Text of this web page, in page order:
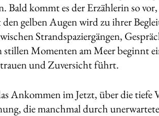
Bald kommt es der Erzählerin so
gelben Augen wird zu ihrer
Strandspaziergängen,
Momenten am Meer beginnt
und Zuversicht führt.
Ankommen im Jetzt, über die tiefe
die manchmal durch